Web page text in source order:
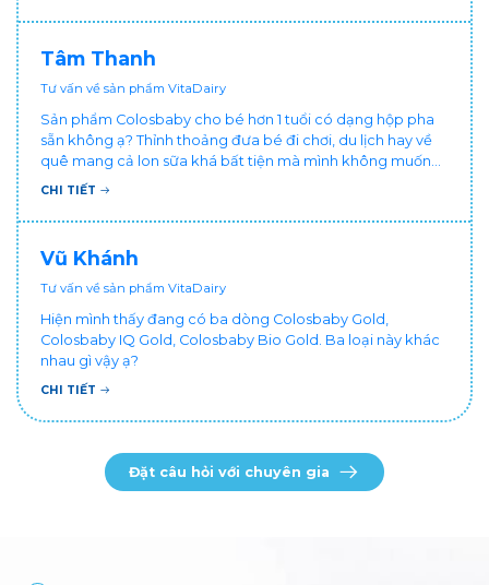
chăm cháu hay ốm ạ?. Cảm ơn bác sĩ.
Tâm Thanh
Tư vấn về sản phẩm VitaDairy
Sản phẩm Colosbaby cho bé hơn 1 tuổi có dạng hộp pha
sẵn không ạ? Thỉnh thoảng đưa bé đi chơi, du lịch hay về
quê mang cả lon sữa khá bất tiện mà mình không muốn
đổi cho bé dùng sữa tươi hộp khác sợ bé nạ sữa ảnh
CHI TIẾT
Vũ Khánh
Tư vấn về sản phẩm VitaDairy
Hiện mình thấy đang có ba dòng Colosbaby Gold,
Colosbaby IQ Gold, Colosbaby Bio Gold. Ba loại này khác
nhau gì vậy ạ?
CHI TIẾT
Đặt câu hỏi với chuyên gia